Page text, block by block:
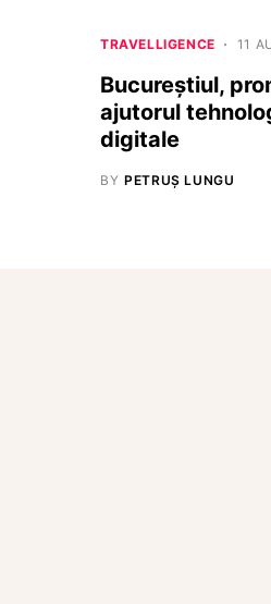
TRAVELLIGENCE 11
Bucureștiul,
ajutorul
digitale
BY PETRUȘ LUNGU